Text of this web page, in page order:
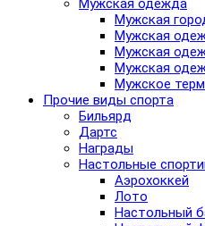
Мужская одежда
Мужская
Мужская
Мужская
Мужская
Мужское
Прочие виды спорта
Бильярд
Дартс
Награды
Настольные
Аэрохоккей
Лото
Настольный